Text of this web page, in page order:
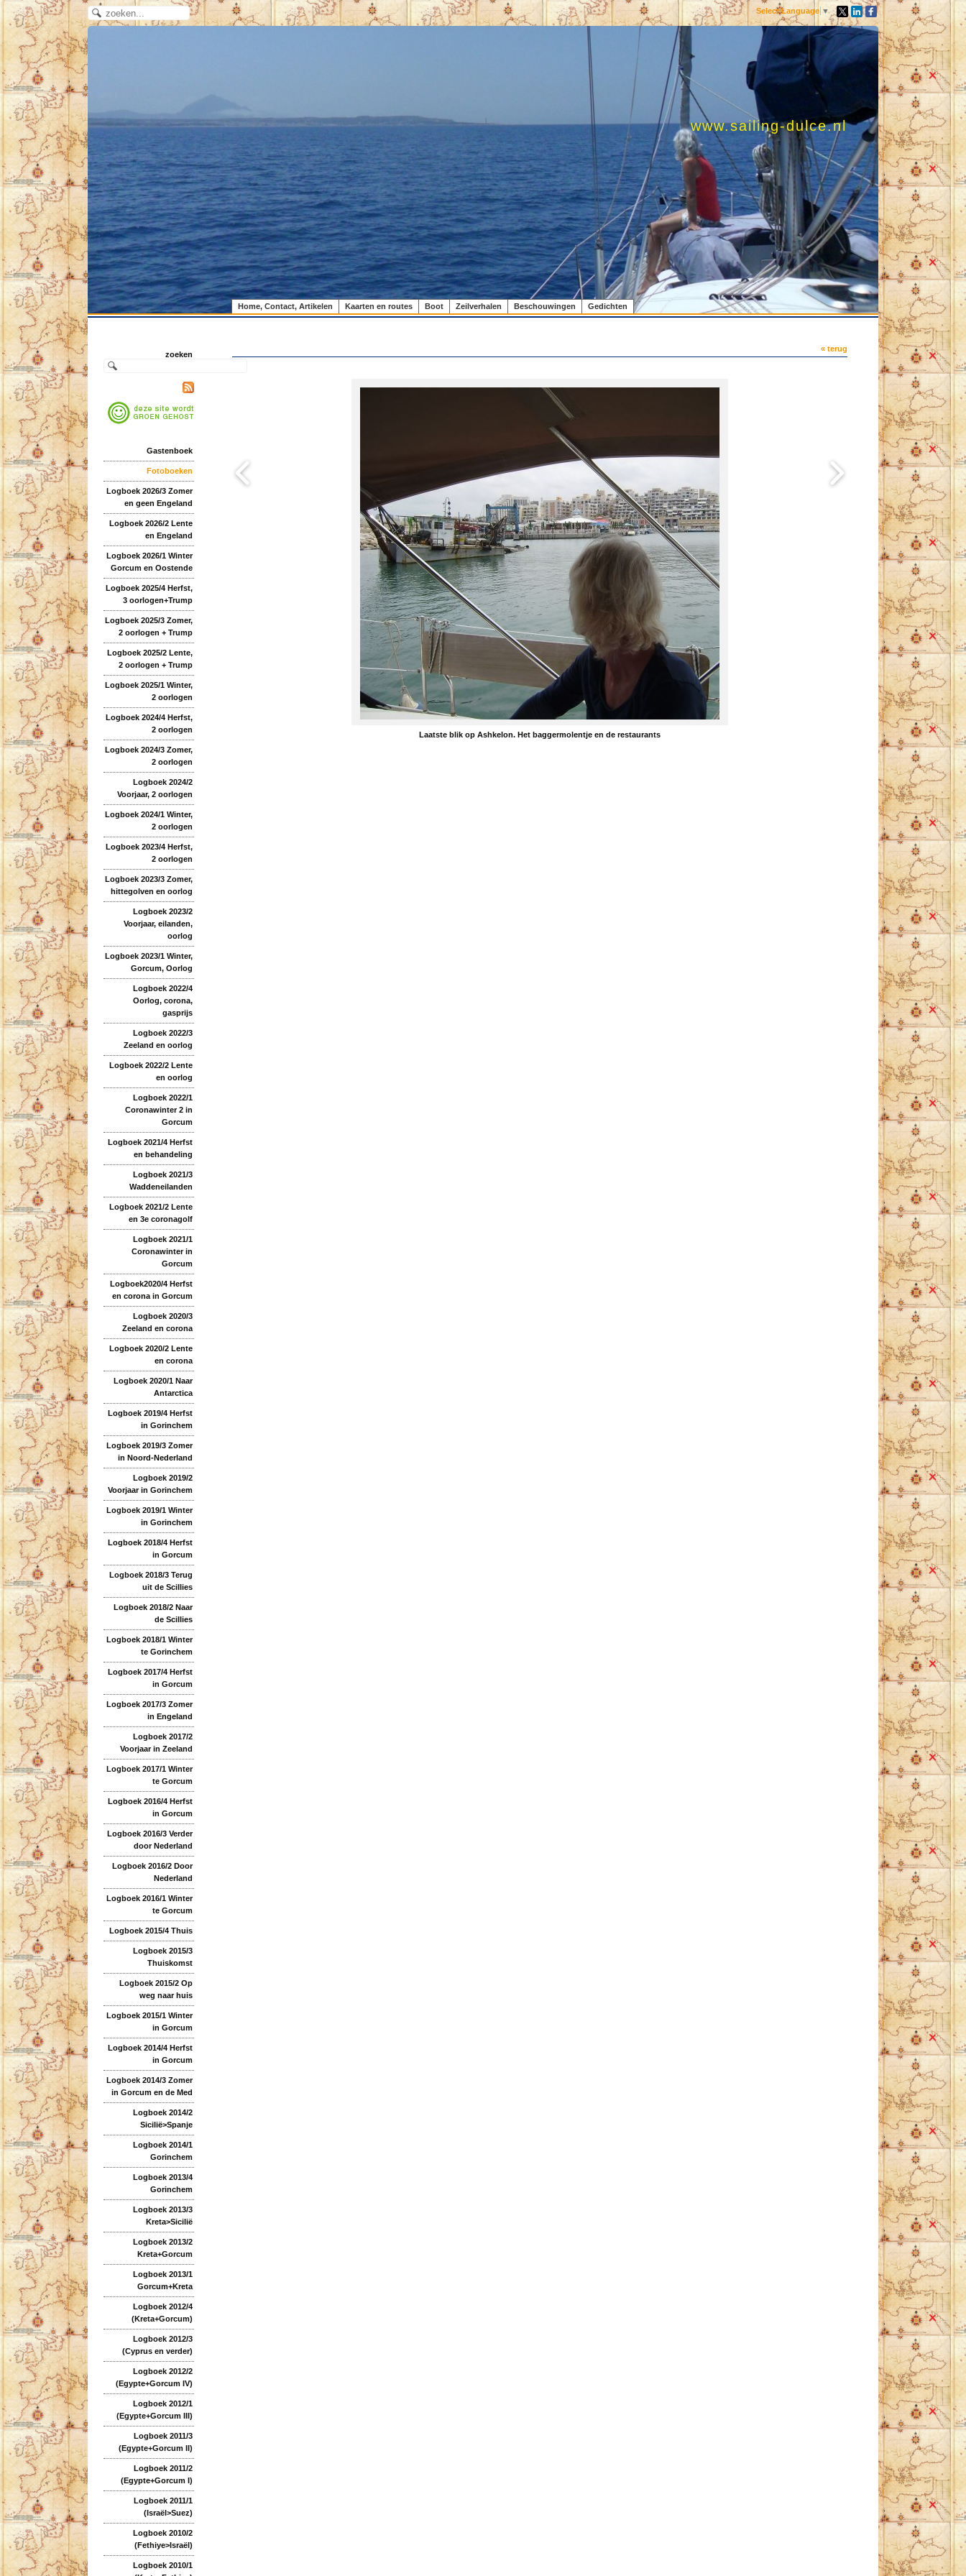
Select Language ▼
www.sailing-dulce.nl
Home, Contact, Artikelen Kaarten en routes Boot Zeilverhalen Beschouwingen Gedichten
zoeken
Gastenboek
Fotoboeken
Logboek 2026/3 Zomer
en geen Engeland
Logboek 2026/2 Lente
en Engeland
Logboek 2026/1 Winter
Gorcum en Oostende
Logboek 2025/4 Herfst,
3 oorlogen+Trump
Logboek 2025/3 Zomer,
2 oorlogen + Trump
Logboek 2025/2 Lente,
2 oorlogen + Trump
Logboek 2025/1 Winter,
2 oorlogen
Logboek 2024/4 Herfst,
2 oorlogen
Logboek 2024/3 Zomer,
2 oorlogen
Logboek 2024/2
Voorjaar, 2 oorlogen
Logboek 2024/1 Winter,
2 oorlogen
Logboek 2023/4 Herfst,
2 oorlogen
Logboek 2023/3 Zomer,
hittegolven en oorlog
Logboek 2023/2
Voorjaar, eilanden,
oorlog
Logboek 2023/1 Winter,
Gorcum, Oorlog
Logboek 2022/4
Oorlog, corona,
gasprijs
Logboek 2022/3
Zeeland en oorlog
Logboek 2022/2 Lente
en oorlog
Logboek 2022/1
Coronawinter 2 in
Gorcum
Logboek 2021/4 Herfst
en behandeling
Logboek 2021/3
Waddeneilanden
Logboek 2021/2 Lente
en 3e coronagolf
Logboek 2021/1
Coronawinter in
Gorcum
Logboek2020/4 Herfst
en corona in Gorcum
Logboek 2020/3
Zeeland en corona
Logboek 2020/2 Lente
en corona
Logboek 2020/1 Naar
Antarctica
Logboek 2019/4 Herfst
in Gorinchem
Logboek 2019/3 Zomer
in Noord-Nederland
Logboek 2019/2
Voorjaar in Gorinchem
Logboek 2019/1 Winter
in Gorinchem
Logboek 2018/4 Herfst
in Gorcum
Logboek 2018/3 Terug
uit de Scillies
Logboek 2018/2 Naar
de Scillies
Logboek 2018/1 Winter
te Gorinchem
Logboek 2017/4 Herfst
in Gorcum
Logboek 2017/3 Zomer
in Engeland
Logboek 2017/2
Voorjaar in Zeeland
Logboek 2017/1 Winter
te Gorcum
Logboek 2016/4 Herfst
in Gorcum
Logboek 2016/3 Verder
door Nederland
Logboek 2016/2 Door
Nederland
Logboek 2016/1 Winter
te Gorcum
Logboek 2015/4 Thuis
Logboek 2015/3
Thuiskomst
Logboek 2015/2 Op
weg naar huis
Logboek 2015/1 Winter
in Gorcum
Logboek 2014/4 Herfst
in Gorcum
Logboek 2014/3 Zomer
in Gorcum en de Med
Logboek 2014/2
Sicilië>Spanje
Logboek 2014/1
Gorinchem
Logboek 2013/4
Gorinchem
Logboek 2013/3
Kreta>Sicilië
Logboek 2013/2
Kreta+Gorcum
Logboek 2013/1
Gorcum+Kreta
Logboek 2012/4
(Kreta+Gorcum)
Logboek 2012/3
(Cyprus en verder)
Logboek 2012/2
(Egypte+Gorcum IV)
Logboek 2012/1
(Egypte+Gorcum III)
Logboek 2011/3
(Egypte+Gorcum II)
Logboek 2011/2
(Egypte+Gorcum I)
Logboek 2011/1
(Israël>Suez)
Logboek 2010/2
(Fethiye>Israël)
Logboek 2010/1
« terug
Laatste blik op Ashkelon. Het baggermolentje en de restaurants